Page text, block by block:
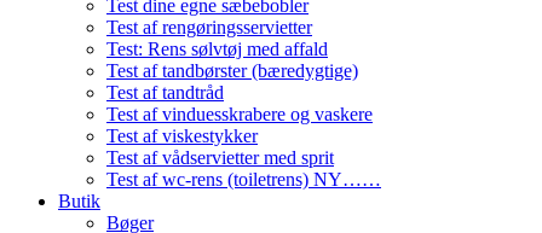
Test dine egne sæbebobler
Test af rengøringsservietter
Test: Rens sølvtøj med affald
Test af tandbørster (bæredygtige)
Test af tandtråd
Test af vinduesskrabere og vaskere
Test af viskestykker
Test af vådservietter med sprit
Test af wc-rens (toiletrens) NY……
Butik
Bøger